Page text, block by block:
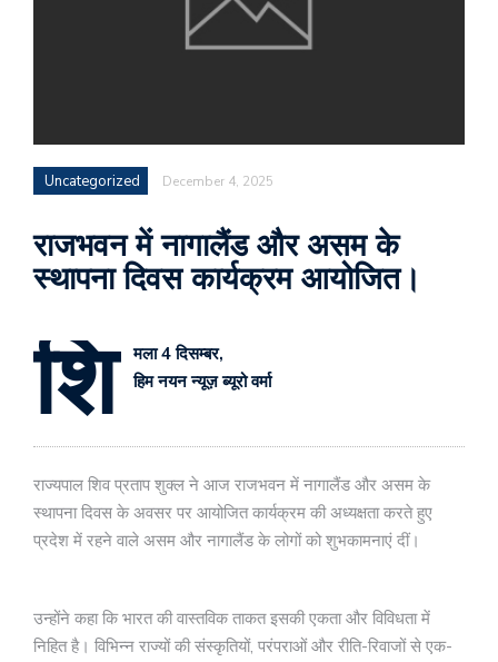
Uncategorized December 4, 2025
राजभवन में नागालैंड और असम के
स्थापना दिवस कार्यक्रम आयोजित।
शि
मला 4 दिसम्बर,
हिम नयन न्यूज़ ब्यूरो वर्मा
राज्यपाल शिव प्रताप शुक्ल ने आज राजभवन में नागालैंड और असम के
स्थापना दिवस के अवसर पर आयोजित कार्यक्रम की अध्यक्षता करते हुए
प्रदेश में रहने वाले असम और नागालैंड के लोगों को शुभकामनाएं दीं।
उन्होंने कहा कि भारत की वास्तविक ताकत इसकी एकता और विविधता में
निहित है। विभिन्न राज्यों की संस्कृतियों, परंपराओं और रीति-रिवाजों से एक-